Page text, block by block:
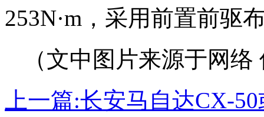
253N·m，采用前置前驱
（文中图片来源于网络
上一篇:长安马自达CX-